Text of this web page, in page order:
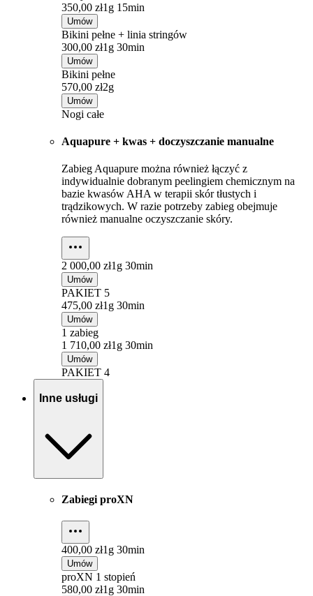
350,00 zł1g 15min
Umów
Bikini pełne + linia stringów
300,00 zł1g 30min
Umów
Bikini pełne
570,00 zł2g
Umów
Nogi całe
Aquapure + kwas + doczyszczanie manualne
Zabieg Aquapure można również łączyć z
indywidualnie dobranym peelingiem chemicznym na
bazie kwasów AHA w terapii skór tłustych i
trądzikowych. W razie potrzeby zabieg obejmuje
również manualne oczyszczanie skóry.
2 000,00 zł1g 30min
Umów
PAKIET 5
475,00 zł1g 30min
Umów
1 zabieg
1 710,00 zł1g 30min
Umów
PAKIET 4
Inne usługi
Zabiegi proXN
400,00 zł1g 30min
Umów
proXN 1 stopień
580,00 zł1g 30min